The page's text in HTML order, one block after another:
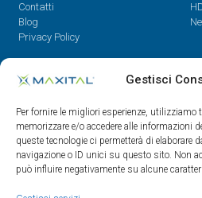
Gestisci
Per fornire le migliori esperienze, utilizziamo
memorizzare e/o accedere alle informazioni
queste tecnologie ci permetterà di elaborare
navigazione o ID unici su questo sito. Non
può influire negativamente su alcune
Contatti
Blog
Privacy Policy
Contatti
08.30 - 12.30 / 14 - 18
0522/909701
0522/909748